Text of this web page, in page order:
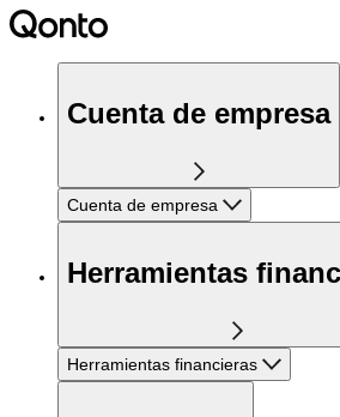
Cuenta de empresa
Cuenta de empresa
Herramientas
Herramientas financieras